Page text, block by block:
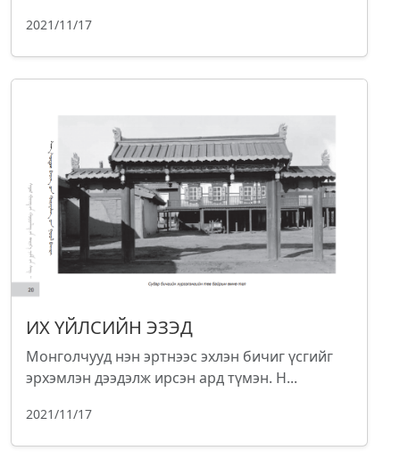
2021/11/17
ИХ ҮЙЛСИЙН ЭЗЭД
Монголчууд нэн эртнээс эхлэн бичиг үсгийг
эрхэмлэн дээдэлж ирсэн ард түмэн. Н...
2021/11/17